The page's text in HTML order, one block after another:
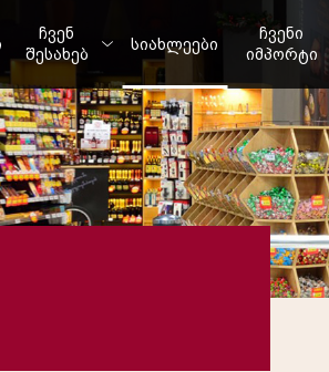
ჩვენ
შესახებ
სიახლეები
ჩვენი
იმპორტი